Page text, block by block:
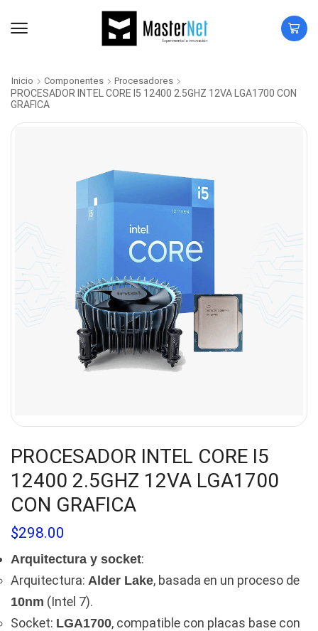
Inicio Componentes Procesadores
PROCESADOR INTEL CORE I5 12400 2.5GHZ 12VA LGA1700 CON
GRAFICA
PROCESADOR INTEL CORE I5
12400 2.5GHZ 12VA LGA1700
CON GRAFICA
$298.00
Arquitectura y socket:
Arquitectura: Alder Lake, basada en un proceso de
10nm (Intel 7).
Socket: LGA1700, compatible con placas base con